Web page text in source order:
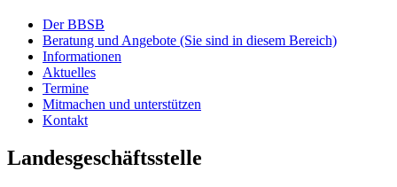
Der BBSB
Beratung und Angebote (Sie sind in diesem Bereich)
Informationen
Aktuelles
Termine
Mitmachen und unterstützen
Kontakt
Landesgeschäftsstelle